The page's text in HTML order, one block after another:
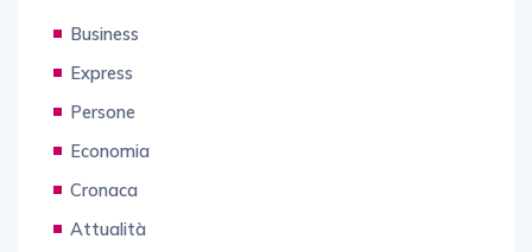
Business
Express
Persone
Economia
Cronaca
Attualità